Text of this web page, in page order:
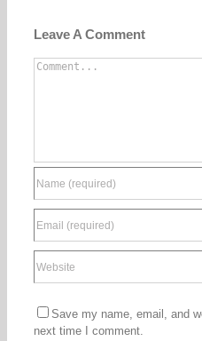
Leave A Comment
Comment
Save my name, email, and
next time I comment.